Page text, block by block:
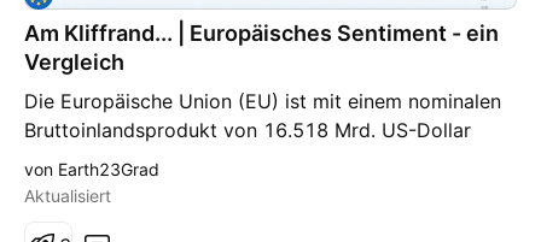
Am Kliffrand... | Europäisches Sentiment - ein
Vergleich
Die Europäische Union (EU) ist mit einem nominalen
Bruttoinlandsprodukt von 16.518 Mrd. US-Dollar
(2016, Internationaler Währungsfonds) die
zweitgrößte Volkswirtschaft der Welt und
von Earth23Grad
Aktualisiert